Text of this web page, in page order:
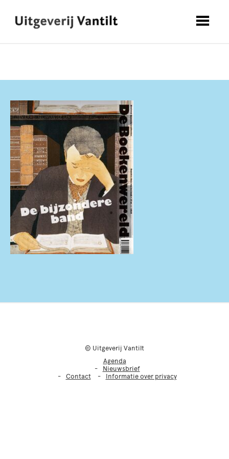
© Uitgeverij Vantilt
Agenda
Nieuwsbrief
Contact
Informatie over privacy